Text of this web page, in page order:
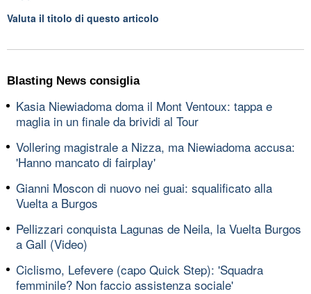
Valuta il titolo di questo articolo
Blasting News consiglia
Kasia Niewiadoma doma il Mont Ventoux: tappa e
maglia in un finale da brividi al Tour
Vollering magistrale a Nizza, ma Niewiadoma accusa:
'Hanno mancato di fairplay'
Gianni Moscon di nuovo nei guai: squalificato alla
Vuelta a Burgos
Pellizzari conquista Lagunas de Neila, la Vuelta Burgos
a Gall (Video)
Ciclismo, Lefevere (capo Quick Step): 'Squadra
femminile? Non faccio assistenza sociale'